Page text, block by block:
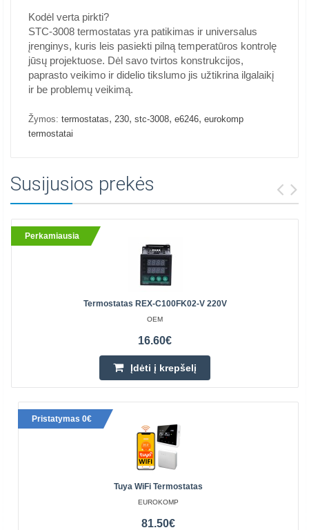
Kodėl verta pirkti?
STC-3008 termostatas yra patikimas ir universalus
įrenginys, kuris leis pasiekti pilną temperatūros kontrolę
jūsų projektuose. Dėl savo tvirtos konstrukcijos,
paprasto veikimo ir didelio tikslumo jis užtikrina ilgalaikį
ir be problemų veikimą.
Žymos: termostatas, 230, stc-3008, e6246, eurokomp
termostatai
Susijusios prekės
Perkamiausia
Termostatas REX-C100FK02-V 220V
OEM
16.60€
Įdėti į krepšelį
Pristatymas 0€
Tuya WiFi Termostatas
EUROKOMP
81.50€